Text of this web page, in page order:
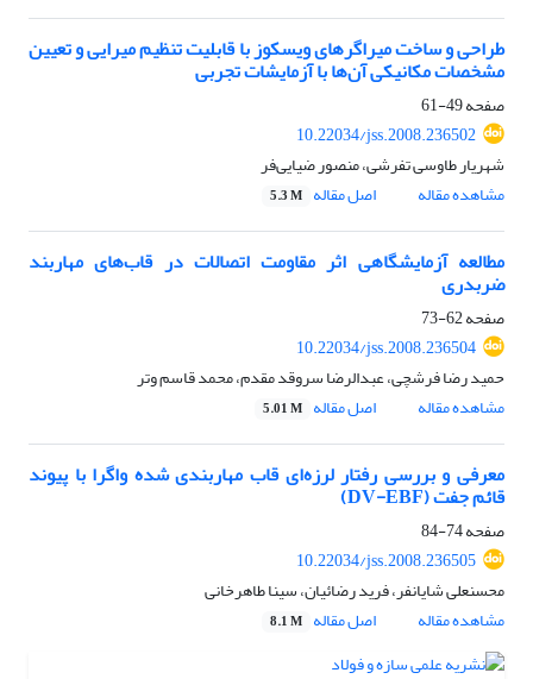
طراحی و ساخت میراگرهای ویسکوز با قابلیت تنظیم میرایی و تعیین
مشخصات مکانیکی آن‌ها با آزمایشات تجربی
صفحه49-61
10.22034/jss.2008.236502
شهریار طاوسی تفرشی، منصور ضیایی‌فر
مشاهده مقاله
اصل مقاله 5.3 M
مطالعه آزمایشگاهی اثر مقاومت اتصالات در قاب‌های مهاربند
ضربدری
صفحه62-73
10.22034/jss.2008.236504
حمید رضا فرشچی، عبدالرضا سروقد مقدم، محمد قاسم وتر
مشاهده مقاله
اصل مقاله 5.01 M
معرفی و بررسی رفتار لرزه‌ای قاب مهاربندی شده واگرا با پیوند
قائم جفت (DV-EBF)
صفحه74-84
10.22034/jss.2008.236505
محسنعلی شایانفر، فرید رضائیان، سینا طاهرخانی
مشاهده مقاله
اصل مقاله 8.1 M